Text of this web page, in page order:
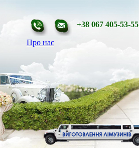
Про нас
+38 067 405-53-55